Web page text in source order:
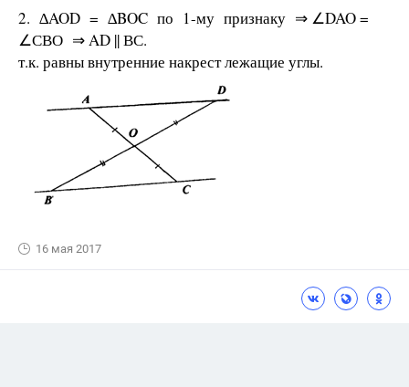
2. ∆AOD = ∆BOC по 1-му признаку ⇒ ∠DAO =
∠СВО ⇒ AD || ВС.
т.к. равны внутренние накрест лежащие углы.
16 мая 2017